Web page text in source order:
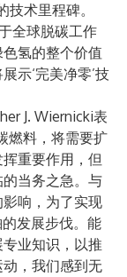
技术里程碑。
全球脱碳工作
氢的整个价值
示‘完美净零’技
J. Wiernicki表
燃料，将需要扩
重要作用，但
当务之急。与
响，为了实现
发展步伐。能
业知识，以推
，我们感到无